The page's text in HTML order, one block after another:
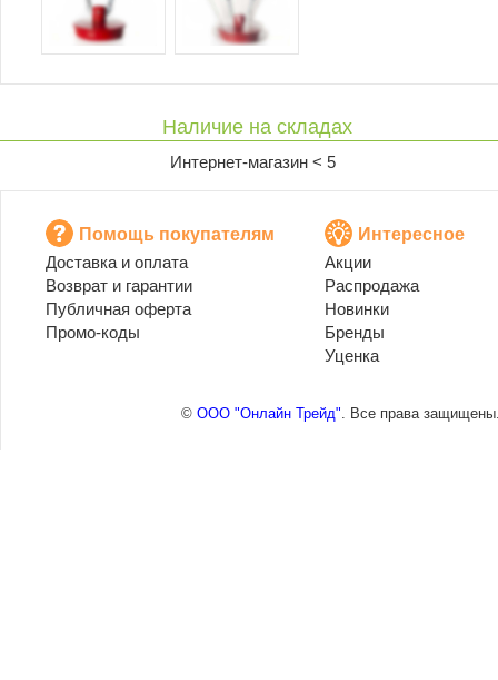
Наличие на складах
Интернет-магазин < 5
Помощь покупателям
Доставка и оплата
Возврат и гарантии
Публичная оферта
Промо-коды
Интересное
Акции
Распродажа
Новинки
Бренды
Уценка
© ООО "Онлайн Трейд". Все права